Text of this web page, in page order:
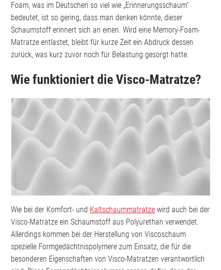
Foam, was im Deutschen so viel wie „Erinnerungsschaum“
bedeutet, ist so gering, dass man denken könnte, dieser
Schaumstoff erinnert sich an einen. Wird eine Memory-Foam-
Matratze entlastet, bleibt für kurze Zeit ein Abdruck dessen
zurück, was kurz zuvor noch für Belastung gesorgt hatte.
Wie funktioniert die Visco-Matratze?
Wie bei der Komfort- und Kaltschaummatratze wird auch bei der
Visco-Matratze ein Schaumstoff aus Polyurethan verwendet.
Allerdings kommen bei der Herstellung von Viscoschaum
spezielle Formgedächtnispolymere zum Einsatz, die für die
besonderen Eigenschaften von Visco-Matratzen verantwortlich